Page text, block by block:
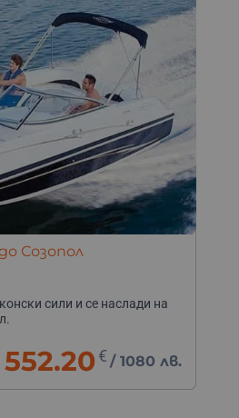
Созопол
сили и се наслади на
552.20 € / 1080 лв.